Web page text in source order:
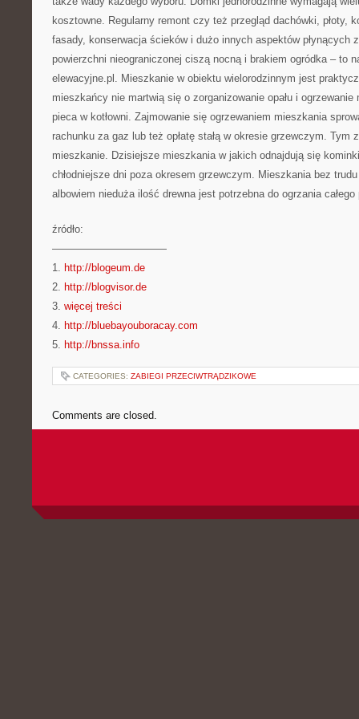
kosztowne. Regularny remont czy też przegląd dachówki, płoty,
fasady, konserwacja ścieków i dużo innych aspektów płynących
powierzchni nieograniczonej ciszą nocną i brakiem ogródka – to
elewacyjne.pl. Mieszkanie w obiektu wielorodzinnym jest
mieszkańcy nie martwią się o zorganizowanie opału i ogrzewanie
pieca w kotłowni. Zajmowanie się ogrzewaniem mieszkania
rachunku za gaz lub też opłatę stałą w okresie grzewczym. Tym
mieszkanie. Dzisiejsze mieszkania w jakich odnajdują się
chłodniejsze dni poza okresem grzewczym. Mieszkania bez
albowiem nieduża ilość drewna jest potrzebna do ogrzania
źródło:
———————————
1. http://blogeum.de
2. http://blogvisor.de
3. więcej treści
4. http://bluebayouboracay.com
5. http://bnssa.info
CATEGORIES: ZABIEGI PRZECIWTRĄDZIKOWE
Comments are closed.